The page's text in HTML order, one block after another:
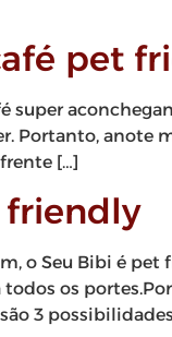
pet
super
Portanto, anote
[…]
friendly
o Seu Bibi é
os
3